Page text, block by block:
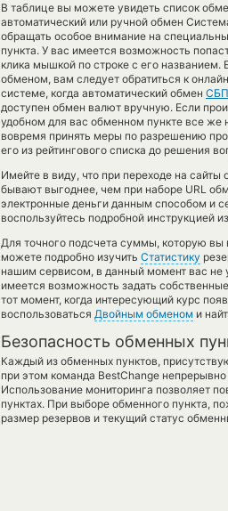
В таблице вы можете увидеть список
автоматический или ручной обмен
обращать особое внимание на
пункта. У вас имеется возможность
клика мышкой по строке с его названием.
обменом, вам следует обратиться к
системе, когда автоматический обмен СБП
доступен обмен валют вручную. Если
удобном для вас обменном пункте все
вовремя принять меры по разрешению
его из рейтингового списка до решения
Имейте в виду, что при переходе на
бывают выгоднее, чем при наборе URL
электронные деньги данным способом и
воспользуйтесь подробной инструкцией
Для точного подсчета суммы, которую вы
можете подробно изучить Статистику
нашим сервисом, в данный момент вас не
имеется возможность задать
тот момент, когда интересующий курс
воспользоваться Двойным обменом и
Безопасность обменных
Каждый из обменных пунктов,
при этом команда BestChange
Использование мониторинга позволяет
пунктах. При выборе обменного пункта,
размер резервов и текущий статус